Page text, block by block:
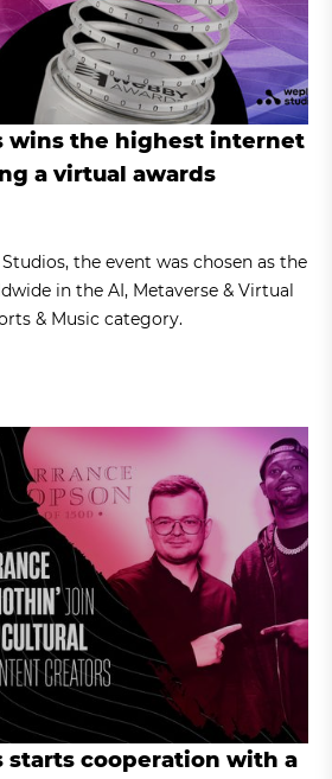
wins the highest internet
a virtual awards
the event was chosen as the
in the AI, Metaverse & Virtual
& Music category.
starts cooperation with a